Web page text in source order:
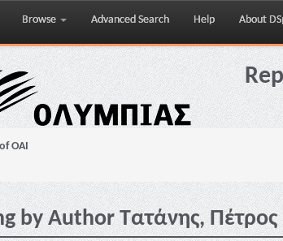
Browse Advanced Search Help About
OAI
by Author Τατάνης,